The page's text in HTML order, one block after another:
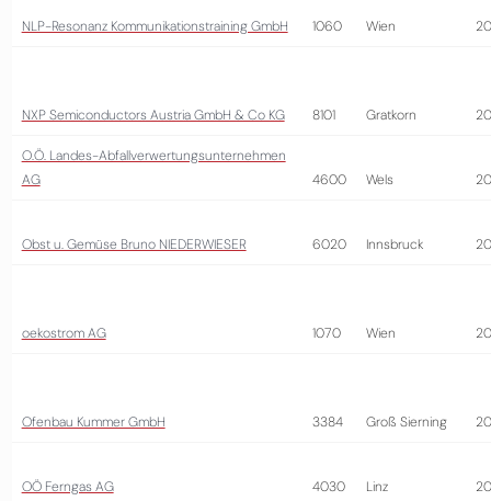
NLP-Resonanz Kommunikationstraining GmbH 1060 Wien
NXP Semiconductors Austria GmbH & Co KG 8101 Gratkorn
O.Ö. Landes-Abfallverwertungsunternehmen
AG
4600 Wels
Obst u. Gemüse Bruno NIEDERWIESER 6020 Innsbruck
oekostrom AG 1070 Wien
Ofenbau Kummer GmbH 3384 Groß Sierning
OÖ Ferngas AG 4030 Linz